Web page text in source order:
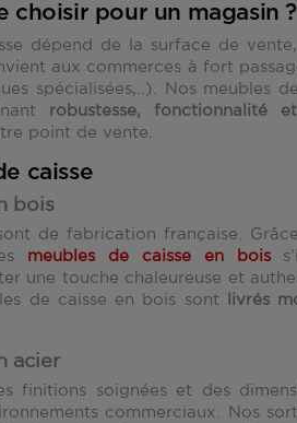
choisir pour un magasin ?
dépend de la surface de
aux commerces à fort
spécialisées,..). Nos meubles
robustesse, fonctionnalité
point de vente.
caisse
bois
de fabrication française.
meubles de caisse en bois
une touche chaleureuse et
de caisse en bois sont
livrés
acier
finitions soignées et des
commerciaux. Nos